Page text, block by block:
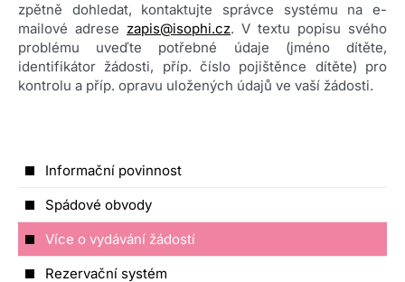
Informační povinnost
Spádové obvody
Více o vydávání žádostí
Rezervační systém
zpětně dohledat, kontaktujte správce systému na e-
mailové adrese zapis@isophi.cz. V textu popisu svého
problému uveďte potřebné údaje (jméno dítěte,
identifikátor žádosti, příp. číslo pojištěnce dítěte) pro
kontrolu a příp. opravu uložených údajů ve vaší žádosti.